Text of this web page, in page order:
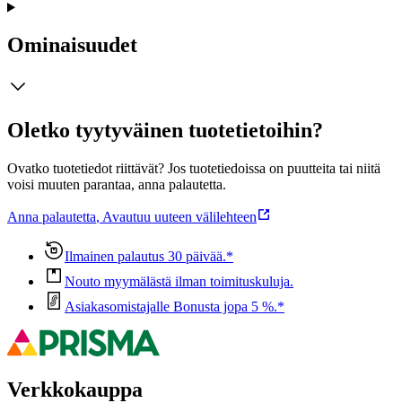
Ominaisuudet
Oletko tyytyväinen tuotetietoihin?
Ovatko tuotetiedot riittävät? Jos tuotetiedoissa on puutteita tai niitä
voisi muuten parantaa, anna palautetta.
Anna palautetta, Avautuu uuteen välilehteen
Ilmainen palautus 30 päivää.*
Nouto myymälästä ilman toimituskuluja.
Asiakasomistajalle Bonusta jopa 5 %.*
Verkkokauppa